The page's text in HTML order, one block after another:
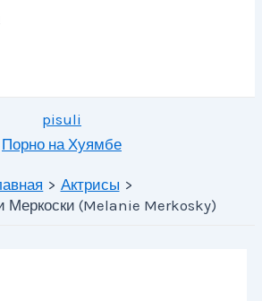
pisuli
Порно на Хуямбе
Актрисы
Меркоски (Melanie Merkosky)